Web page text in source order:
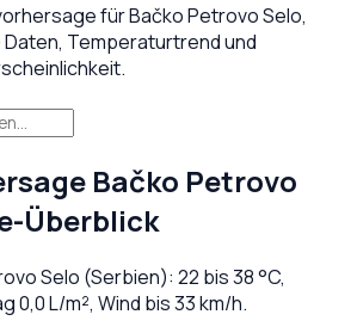
fürBačko Petrovo Selo,
Daten, Temperaturtrend und
Bačko Petrovo
Überblick
Selo (Serbien): 22 bis38°C,
0,0L/m², Wind bis33km/h.